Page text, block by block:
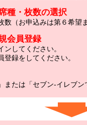
種・枚数の選択
数（お申込みは第６希望
会員登録
してください。
録をしてください。
または「セブン-イレブン